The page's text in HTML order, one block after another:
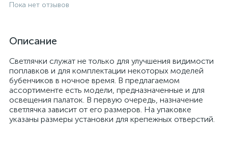
Пока нет отзывов
Описание
Светлячки служат не только для улучшения видимости
поплавков и для комплектации некоторых моделей
бубенчиков в ночное время. В предлагаемом
ассортименте есть модели, предназначенные и для
освещения палаток. В первую очередь, назначение
светлячка зависит от его размеров. На упаковке
указаны размеры установки для крепежных отверстий.